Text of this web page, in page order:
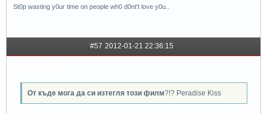
St0p wasting y0ur time on people wh0 d0nt't love y0u..
#57 2012-01-21 22:36:15
От къде мога да си изтегля този филм?!? Peradise Kiss